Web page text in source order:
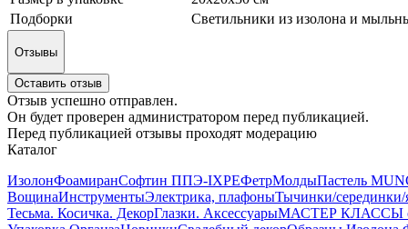
Подборки
Светильники из изолона и
Отзывы
Оставить отзыв
Отзыв успешно отправлен.
Он будет проверен администратором перед публикацией.
Перед публикацией отзывы проходят модерацию
Каталог
ИзолонФоамиранСофтин ППЭ-IXPEФетрМолдыПастель
ВощинаИнструментыЭлектрика, плафоныТычинки/серединки/
Тесьма. Косичка. ДекорГлазки. АксессуарыМАСТЕР КЛАССЫ